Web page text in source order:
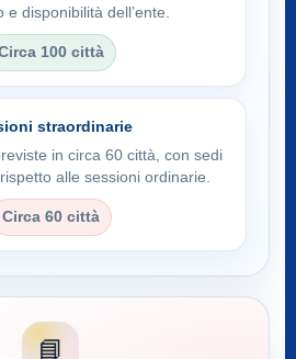
e disponibilità dell’ente.
100 città
straordinarie
in circa 60 città, con sedi
alle sessioni ordinarie.
Circa 60 città
📘